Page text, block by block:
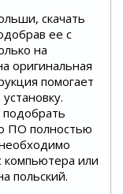
скачать
ее с
на
оригинальная
помогает
подобрать
ПО полностью
или
польский.